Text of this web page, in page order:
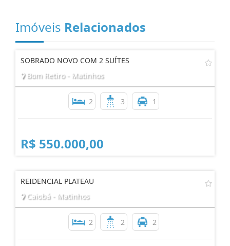
Imóveis Relacionados
SOBRADO NOVO COM 2 SUÍTES
Bom Retiro - Matinhos
2 3 1
R$ 550.000,00
REIDENCIAL PLATEAU
Caiobá - Matinhos
2 2 2